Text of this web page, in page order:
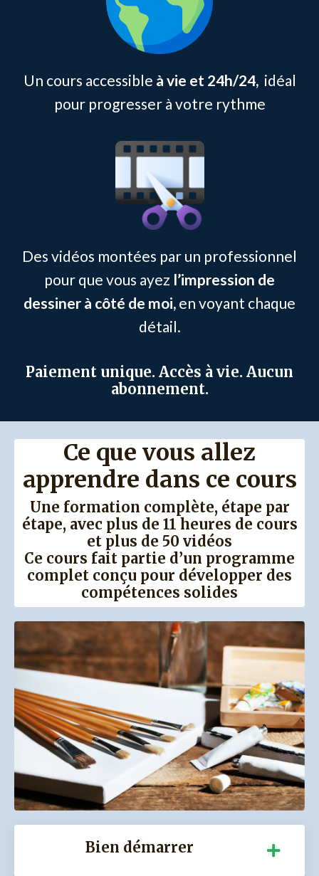
Un cours accessible à vie et 24h/24, idéal
pour progresser à votre rythme
Des vidéos montées par un professionnel
pour que vous ayez l’impression de
dessiner à côté de moi, en voyant chaque
détail.
Paiement unique. Accès à vie. Aucun
abonnement.
Ce que vous allez
apprendre dans ce cours
Une formation complète, étape par
étape, avec plus de 11 heures de cours
et plus de 50 vidéos
Ce cours fait partie d’un programme
complet conçu pour développer des
compétences solides
Bien démarrer